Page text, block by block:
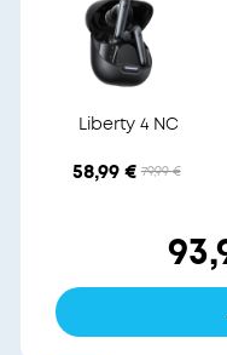
Liberty 4 NC
58,99 € 79,99 €